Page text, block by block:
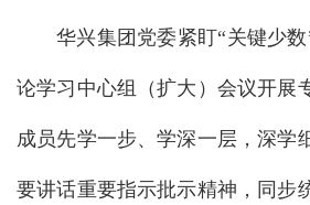
华兴集团党委紧盯“关键少
论学习中心组（扩大）会议开展
成员先学一步、学深一层，深学
要讲话重要指示批示精神，同步